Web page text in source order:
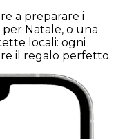
a preparare i
Natale, o una
locali: ogni
il regalo perfetto.